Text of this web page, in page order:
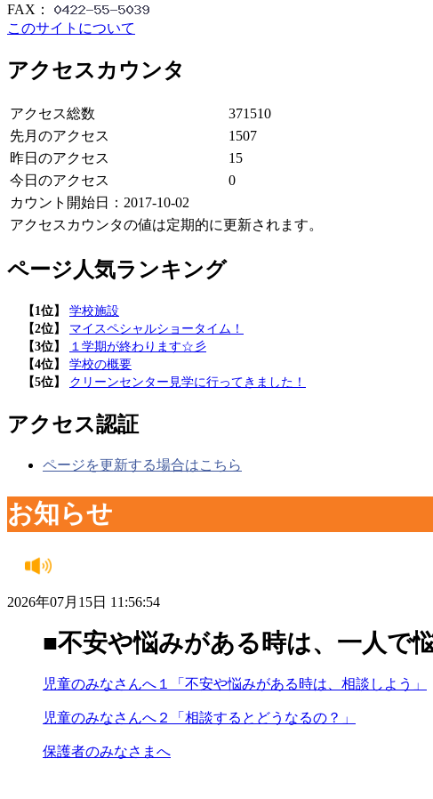
FAX：
このサイトについて
アクセスカウンタ
アクセス総数
371510
先月のアクセス
1507
昨日のアクセス
15
今日のアクセス
0
カウント開始日：2017-10-02
アクセスカウンタの値は定期的に更新されます。
ページ人気ランキング
【1位】
学校施設
【2位】
マイスペシャルショータイム！
【3位】
１学期が終わります☆彡
【4位】
学校の概要
【5位】
クリーンセンター見学に行ってきました！
アクセス認証
ページを更新する場合はこちら
お知らせ
2026年07月15日 11:56:54
■不安や悩みがある時は、一人で
児童のみなさんへ１「不安や悩みがある時は、相談しよう」
児童のみなさんへ２「相談するとどうなるの？」
保護者のみなさまへ